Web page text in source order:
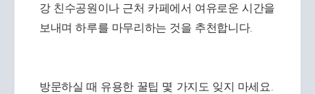
강 친수공원이나 근처 카페에서 여유로운 시간을
보내며 하루를 마무리하는 것을 추천합니다.
방문하실 때 유용한 꿀팁 몇 가지도 잊지 마세요.